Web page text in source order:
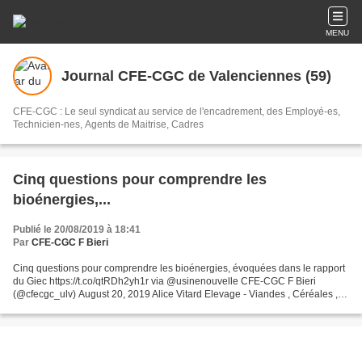
MENU
Journal CFE-CGC de Valenciennes (59)
CFE-CGC : Le seul syndicat au service de l'encadrement, des Employé-es,
Technicien-nes, Agents de Maitrise, Cadres
Cinq questions pour comprendre les
bioénergies,...
Publié le 20/08/2019 à 18:41
Par CFE-CGC F Bieri
Cinq questions pour comprendre les bioénergies, évoquées dans le rapport
du Giec https://t.co/qtRDh2yh1r via @usinenouvelle CFE-CGC F Bieri
(@cfecgc_ulv) August 20, 2019 Alice Vitard Elevage - Viandes , Céréales ,